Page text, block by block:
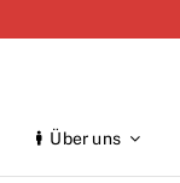
Über uns